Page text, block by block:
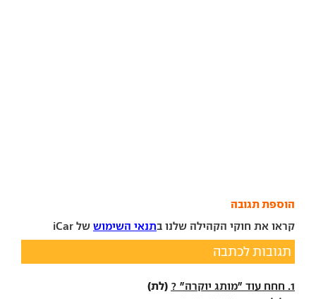
הוספת תגובה
קראו את חוקי הקהילה שלנו בתנאי השימוש של iCar
תגובות לכתבה
1. חחח עוד "מותג יוקרה" ? (לת)